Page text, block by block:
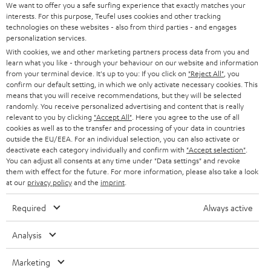
l
d
u
n
g
HEIMKINO-KOMPLETTANLAGEN
SOUNDBARS
STEREO
SMART HOME
BLUETOOTH-LAUTSPRECHER
KOPFHÖRER
BLUETOOTH-KOPFHÖRER
STEREOANLAGEN
LAUTSPRECHER
ULTIMA-SERIE
SUPPORT
PRESSE & MARKETING
GESCHÄFTSKUNDEN
PARTNERPROGRAMM
BLOG
NEWSLETTER
STORES
DEINE VORTEILE BEI TEUFEL
TEUFEL STORY
Teufel Onlineshops
DEUTSCHLAND
ÖSTERREICH
SCHWEIZ
NIEDERLANDE
BELGIEN
POLEN
We want to offer you a safe surfing experience that exactly matches your
interests. For this purpose, Teufel uses cookies and other tracking
technologies on these websites - also from third parties - and engages
personalization services.
With cookies, we and other marketing partners process data from you and
learn what you like - through your behaviour on our website and information
from your terminal device. It's up to you: If you click on "Reject All" , you
confirm our default setting, in which we only activate necessary cookies. This
means that you will receive recommendations, but they will be selected
randomly. You receive personalized advertising and content that is really
relevant to you by clicking "Accept All" . Here you agree to the use of all
cookies as well as to the transfer and processing of your data in countries
outside the EU/EEA. For an individual selection, you can also activate or
deactivate each category individually and confirm with "Accept selection"
You can adjust all consents at any time under "Data settings" and revoke
them with effect for the future. For more information, please also take a look
at our privacy policyand the imprint
Required Always active
Analysis
Marketing